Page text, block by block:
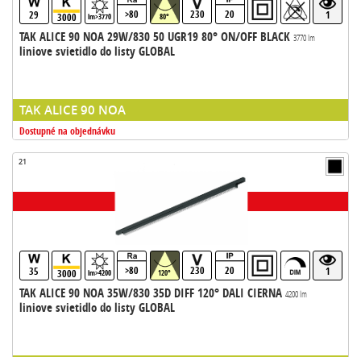
29 3000 lm>3770 >80 80° 230 20 1
TAK ALICE 90 NOA 29W/830 50 UGR19 80° ON/OFF BLACK 3770 lm
liniove svietidlo do listy GLOBAL
TAK ALICE 90 NOA
Dostupné na objednávku
21
35 3000 lm>4200 >80 120° 230 20 1
TAK ALICE 90 NOA 35W/830 35D DIFF 120° DALI CIERNA 4200 lm
liniove svietidlo do listy GLOBAL